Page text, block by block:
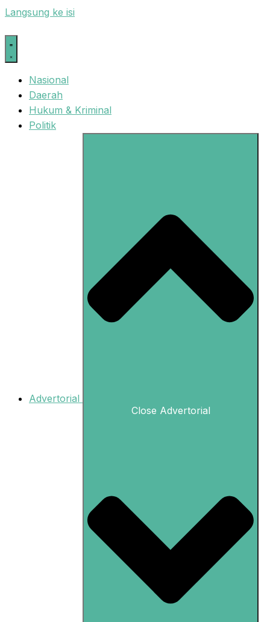
Langsung ke isi
Nasional
Daerah
Hukum & Kriminal
Politik
Advertorial
Close Advertorial